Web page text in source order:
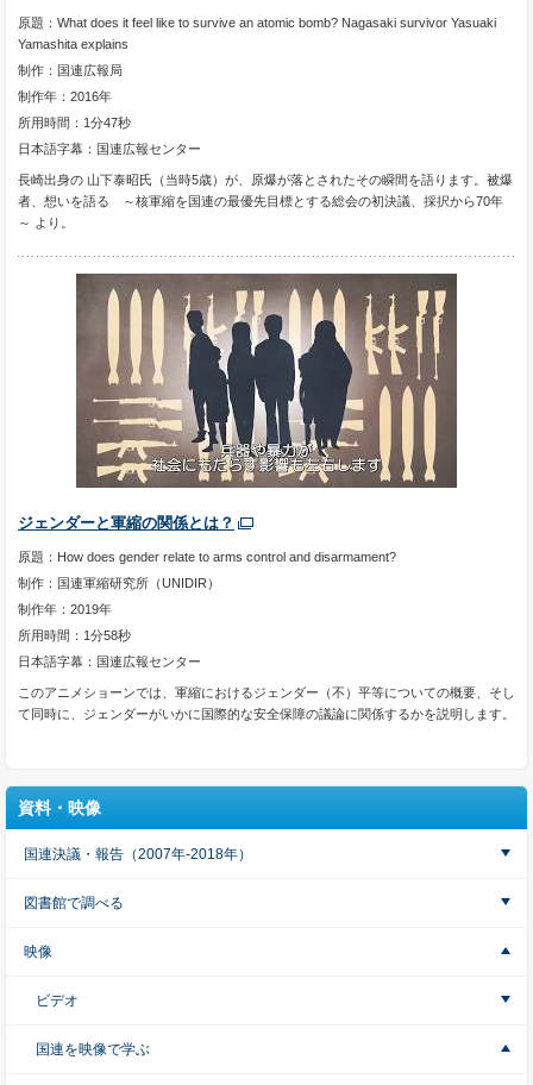
原題：What does it feel like to survive an atomic bomb? Nagasaki survivor Yasuaki
Yamashita explains
制作：国連広報局
制作年：2016年
所用時間：1分47秒
日本語字幕：国連広報センター
長崎出身の 山下泰昭氏（当時5歳）が、原爆が落とされたその瞬間を語ります。被爆
者、想いを語る ～核軍縮を国連の最優先目標とする総会の初決議、採択から70年
～ より。
ジェンダーと軍縮の関係とは？
原題：How does gender relate to arms control and disarmament?
制作：国連軍縮研究所（UNIDIR）
制作年：2019年
所用時間：1分58秒
日本語字幕：国連広報センター
このアニメショーンでは、軍縮におけるジェンダー（不）平等についての概要、そし
て同時に、ジェンダーがいかに国際的な安全保障の議論に関係するかを説明します。
資料・映像
国連決議・報告（2007年-2018年）
図書館で調べる
映像
ビデオ
国連を映像で学ぶ